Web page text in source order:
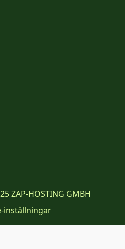
ZAP-HOSTING GMBH
inställningar